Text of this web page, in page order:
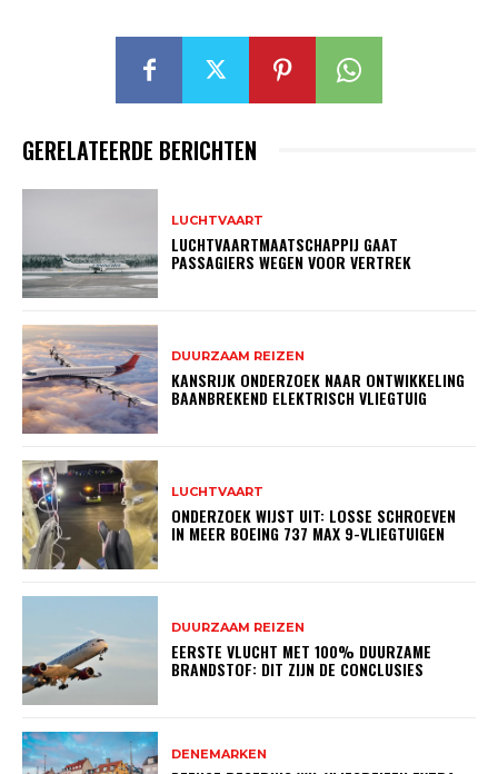
GERELATEERDE BERICHTEN
LUCHTVAART
LUCHTVAARTMAATSCHAPPIJ GAAT
PASSAGIERS WEGEN VOOR VERTREK
DUURZAAM REIZEN
KANSRIJK ONDERZOEK NAAR ONTWIKKELING
BAANBREKEND ELEKTRISCH VLIEGTUIG
LUCHTVAART
ONDERZOEK WIJST UIT: LOSSE SCHROEVEN
IN MEER BOEING 737 MAX 9-VLIEGTUIGEN
DUURZAAM REIZEN
EERSTE VLUCHT MET 100% DUURZAME
BRANDSTOF: DIT ZIJN DE CONCLUSIES
DENEMARKEN